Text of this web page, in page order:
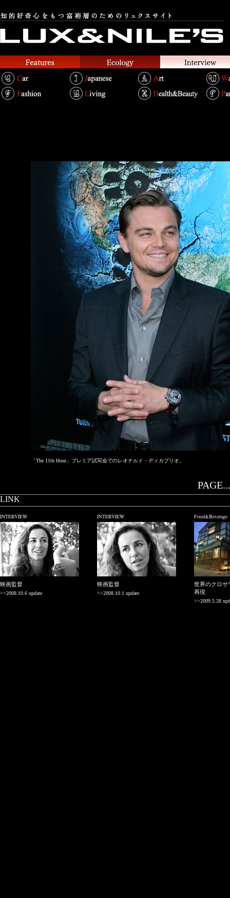
「The 11th Hour」プレミア試写会でのレオナルド・ディカプリオ。
PAGE...
LINK
INTERVIEW
映画監督
>>2008.10.6 update
INTERVIEW
映画監督
>>2008.10.1 update
Food&Beverage
世界のクロサ
再現
>>2009.5.28